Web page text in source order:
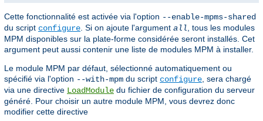
Cette fonctionnalité est activée via l'option --enable-mpms-shared
du script configure . Si on ajoute l'argument all , tous les modules
MPM disponibles sur la plate-forme considérée seront installés. Cet
argument peut aussi contenir une liste de modules MPM à installer.
Le module MPM par défaut, sélectionné automatiquement ou
spécifié via l'option --with-mpm du script configure , sera chargé
via une directive LoadModule du fichier de configuration du serveur
généré. Pour choisir un autre module MPM, vous devrez donc
modifier cette directive